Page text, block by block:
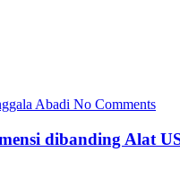
Abadi No Comments
dibanding Alat